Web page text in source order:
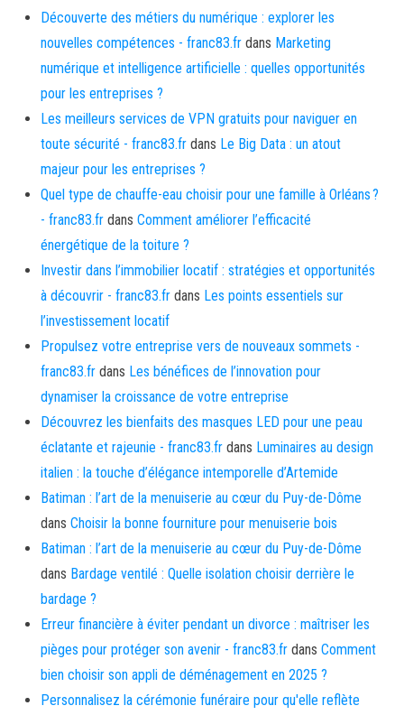
Découverte des métiers du numérique : explorer les
nouvelles compétences - franc83.fr dans Marketing
numérique et intelligence artificielle : quelles opportunités
pour les entreprises ?
Les meilleurs services de VPN gratuits pour naviguer en
toute sécurité - franc83.fr dans Le Big Data : un atout
majeur pour les entreprises ?
Quel type de chauffe-eau choisir pour une famille à Orléans ?
- franc83.fr dans Comment améliorer l’efficacité
énergétique de la toiture ?
Investir dans l’immobilier locatif : stratégies et opportunités
à découvrir - franc83.fr dans Les points essentiels sur
l’investissement locatif
Propulsez votre entreprise vers de nouveaux sommets -
franc83.fr dans Les bénéfices de l’innovation pour
dynamiser la croissance de votre entreprise
Découvrez les bienfaits des masques LED pour une peau
éclatante et rajeunie - franc83.fr dans Luminaires au design
italien : la touche d’élégance intemporelle d’Artemide
Batiman : l’art de la menuiserie au cœur du Puy-de-Dôme
dans Choisir la bonne fourniture pour menuiserie bois
Batiman : l’art de la menuiserie au cœur du Puy-de-Dôme
dans Bardage ventilé : Quelle isolation choisir derrière le
bardage ?
Erreur financière à éviter pendant un divorce : maîtriser les
pièges pour protéger son avenir - franc83.fr dans Comment
bien choisir son appli de déménagement en 2025 ?
Personnalisez la cérémonie funéraire pour qu'elle reflète